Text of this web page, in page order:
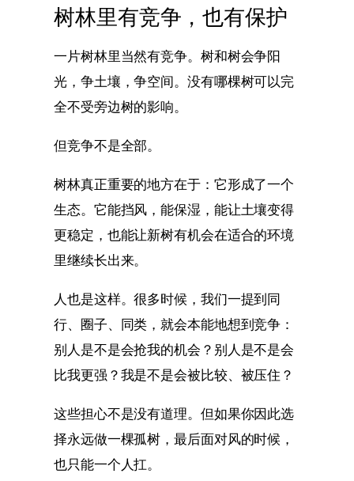
树林里有竞争，也有保护
一片树林里当然有竞争。树和树会争阳
光，争土壤，争空间。没有哪棵树可以完
全不受旁边树的影响。
但竞争不是全部。
树林真正重要的地方在于：它形成了一个
生态。它能挡风，能保湿，能让土壤变得
更稳定，也能让新树有机会在适合的环境
里继续长出来。
人也是这样。很多时候，我们一提到同
行、圈子、同类，就会本能地想到竞争：
别人是不是会抢我的机会？别人是不是会
比我更强？我是不是会被比较、被压住？
这些担心不是没有道理。但如果你因此选
择永远做一棵孤树，最后面对风的时候，
也只能一个人扛。